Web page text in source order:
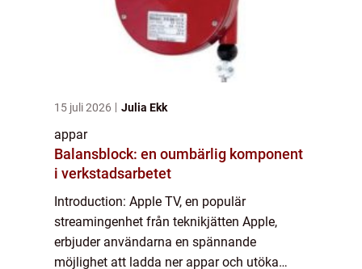
15 juli 2026 Julia Ekk
appar
Balansblock: en oumbärlig komponent
i verkstadsarbetet
Introduction: Apple TV, en populär
streamingenhet från teknikjätten Apple,
erbjuder användarna en spännande
möjlighet att ladda ner appar och utöka